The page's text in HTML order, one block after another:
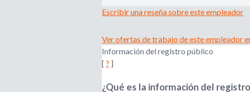
Escribir una reseña sobre este empleador
Ver ofertas de trabajo de este empleador
Información del registro público
[ ? ]
¿Qué es la información del